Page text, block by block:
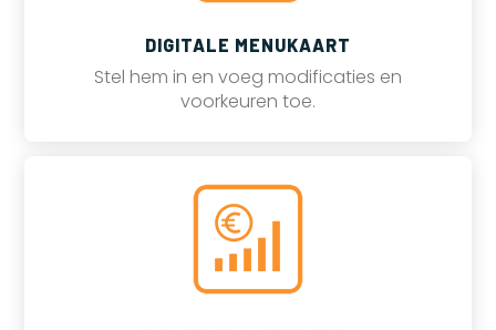
DIGITALE MENUKAART
Stel hem in en voeg modificaties en
voorkeuren toe.